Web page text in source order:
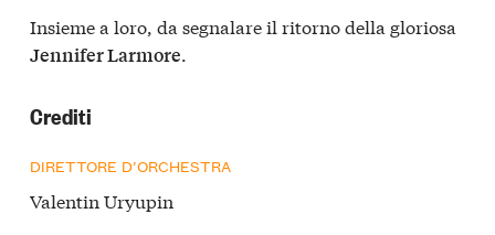
Insieme a loro, da segnalare il ritorno della gloriosa
Jennifer Larmore.
Crediti
DIRETTORE D’ORCHESTRA
Valentin Uryupin